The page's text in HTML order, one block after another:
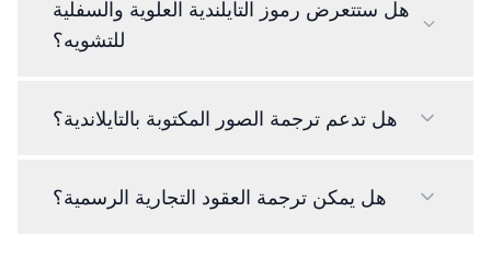
هل ستتعرض رموز التايلندية العلوية والسفلية
للتشويه؟
هل تدعم ترجمة الصور المكتوبة بالتايلاندية؟
هل يمكن ترجمة العقود التجارية الرسمية؟